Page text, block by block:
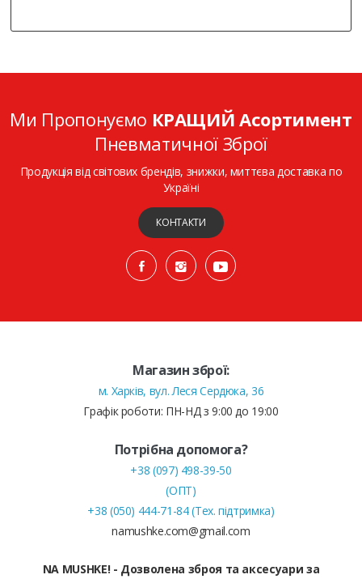
Ми Пропонуємо КРАЩИЙ Асортимент
Пневматичної Зброї
Продукція від світових брендів, знижки, миттєва доставка по
Україні
КОНТАКТИ
Магазин зброї:
м. Харків, вул. Леся Сердюка, 36
Графік роботи: ПН-НД з 9:00 до 19:00
Потрібна допомога?
+38 (097) 498-39-50
(ОПТ)
+38 (050) 444-71-84 (Тех. підтримка)
namushke.com@gmail.com
NA MUSHKE! - Дозволена зброя та аксесуари за